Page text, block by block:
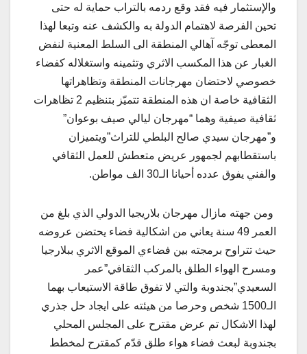
والإستثمار فيه فقد وقع ردمه بالتراب حماية له حتى
تحين الفرصة لاهتمام الدولة به والكشف عنه وتبعا لهذا
المعطى توجّه آهالي المنطقة الى السلط المعنية لنفض
الغبار عن هذا المكسب الاثري وتثمينه واستغلاله كفضاء
خصوصي لاحتضان مهرجانات المنطقة وتظاهراتها
الثقافية خاصة ان هذه المنطقة تتميّز بتنظيم 2 تظاهرات
ثقافية صيفية وهما “مهرجان ليالي صيف بوعوان”
و”مهرجان سيدي صالح البلطي للتراث”ويتميزان
باستقطابهم لجمهور عريض متعطش للعمل الثقافي
والفني يفوق عدده أحيانا الـ30 الف مواطن.
ومن جهته مازال مهرجان بلاريجيا الدولي الذي بلغ من
العمر 49 سنة يعاني من اشكالية فضاء يحتضن عروضه
حيث تتراوح برمجته بين فضاءي الموقع الاثري ببلارجيا
ومسرح الهواء الطلق بالمركب الثقافي”عمر
السعيدي”بجندوبة والتي لا تفوق طاقة الاستيعاب بهما
الـ1500 شخص وحرصا من هيئته على ايجاد حل جذري
لهذا الاشكال تم عرض مقترح على المجلس المحلي
بجندوبة لبعث فضاء هواء طلق قدّم كمقترح لمخطط